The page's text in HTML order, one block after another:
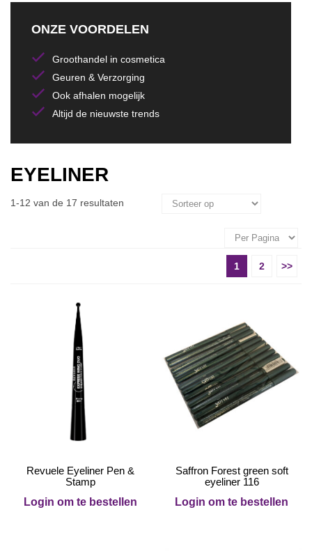
ONZE VOORDELEN
Groothandel in cosmetica
Geuren & Verzorging
Ook afhalen mogelijk
Altijd de nieuwste trends
EYELINER
1-12 van de 17 resultaten
1 2 >>
Revuele Eyeliner Pen &
Stamp
Login om te bestellen
Saffron Forest green soft
eyeliner 116
Login om te bestellen